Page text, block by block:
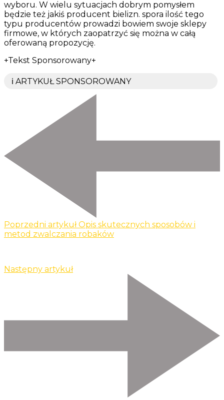
wyboru. W wielu sytuacjach dobrym pomysłem
będzie też jakiś producent bielizn. spora ilość tego
typu producentów prowadzi bowiem swoje sklepy
firmowe, w których zaopatrzyć się można w całą
oferowaną propozycję.
+Tekst Sponsorowany+
ℹ️ ARTYKUŁ SPONSOROWANY
Poprzedni artykuł Opis skutecznych sposobów i
metod zwalczania robaków
Następny artykuł